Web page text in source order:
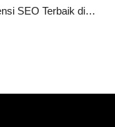
10 Agensi SEO Terbaik di Jakarta 2026 untuk Tingkatkan Peringkat Website Anda